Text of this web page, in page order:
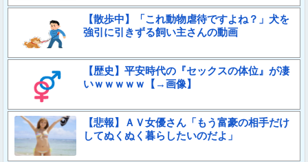
【散歩中】「これ動物虐待ですよね？」犬を
強引に引きずる飼い主さんの動画
【歴史】平安時代の『セックスの体位』が凄
いｗｗｗｗｗ【→画像】
【悲報】ＡＶ女優さん「もう富豪の相手だけ
してぬくぬく暮らしたいのだよ」